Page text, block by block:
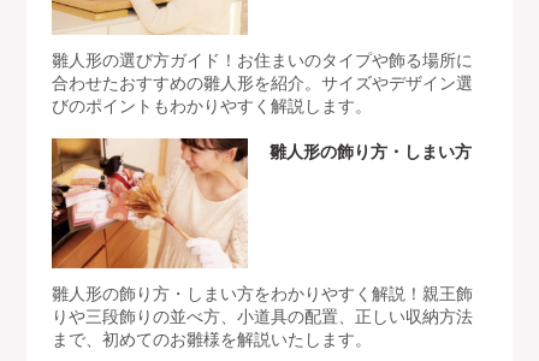
雛人形の選び方ガイド！お住まいのタイプや飾る場所に
合わせたおすすめの雛人形を紹介。サイズやデザイン選
びのポイントもわかりやすく解説します。
雛人形の飾り方・しまい方
雛人形の飾り方・しまい方をわかりやすく解説！親王飾
りや三段飾りの並べ方、小道具の配置、正しい収納方法
まで、初めてのお雛様を解説いたします。